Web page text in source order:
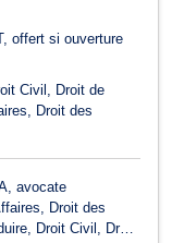
offert si ouverture
Civil
Droit de
Droit des
avocate
Droit des
Droit Civil, Droit